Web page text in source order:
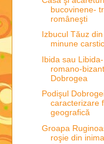
bucovinene-
româneşti
Izbucul Tăuz
minune
Ibida sau
romano-
Dobrogea
Podişul
caracterizare
geografică
Groapa
roşie din